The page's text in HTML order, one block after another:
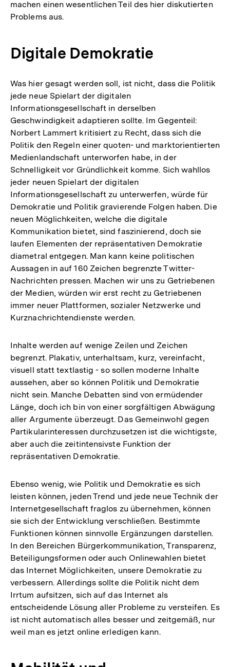
machen einen wesentlichen Teil des hier diskutierten
Problems aus.
Digitale Demokratie
Was hier gesagt werden soll, ist nicht, dass die Politik
jede neue Spielart der digitalen
Informationsgesellschaft in derselben
Geschwindigkeit adaptieren sollte. Im Gegenteil:
Norbert Lammert kritisiert zu Recht, dass sich die
Politik den Regeln einer quoten- und marktorientierten
Medienlandschaft unterworfen habe, in der
Schnelligkeit vor Gründlichkeit komme. Sich wahllos
jeder neuen Spielart der digitalen
Informationsgesellschaft zu unterwerfen, würde für
Demokratie und Politik gravierende Folgen haben. Die
neuen Möglichkeiten, welche die digitale
Kommunikation bietet, sind faszinierend, doch sie
laufen Elementen der repräsentativen Demokratie
diametral entgegen. Man kann keine politischen
Aussagen in auf 160 Zeichen begrenzte Twitter-
Nachrichten pressen. Machen wir uns zu Getriebenen
der Medien, würden wir erst recht zu Getriebenen
immer neuer Plattformen, sozialer Netzwerke und
Kurznachrichtendienste werden.
Inhalte werden auf wenige Zeilen und Zeichen
begrenzt. Plakativ, unterhaltsam, kurz, vereinfacht,
visuell statt textlastig - so sollen moderne Inhalte
aussehen, aber so können Politik und Demokratie
nicht sein. Manche Debatten sind von ermüdender
Länge, doch ich bin von einer sorgfältigen Abwägung
aller Argumente überzeugt. Das Gemeinwohl gegen
Partikularinteressen durchzusetzen ist die wichtigste,
aber auch die zeitintensivste Funktion der
repräsentativen Demokratie.
Ebenso wenig, wie Politik und Demokratie es sich
leisten können, jeden Trend und jede neue Technik der
Internetgesellschaft fraglos zu übernehmen, können
sie sich der Entwicklung verschließen. Bestimmte
Funktionen können sinnvolle Ergänzungen darstellen.
In den Bereichen Bürgerkommunikation, Transparenz,
Beteiligungsformen oder auch Onlinewahlen bietet
das Internet Möglichkeiten, unsere Demokratie zu
verbessern. Allerdings sollte die Politik nicht dem
Irrtum aufsitzen, sich auf das Internet als
entscheidende Lösung aller Probleme zu versteifen. Es
ist nicht automatisch alles besser und zeitgemäß, nur
weil man es jetzt online erledigen kann.